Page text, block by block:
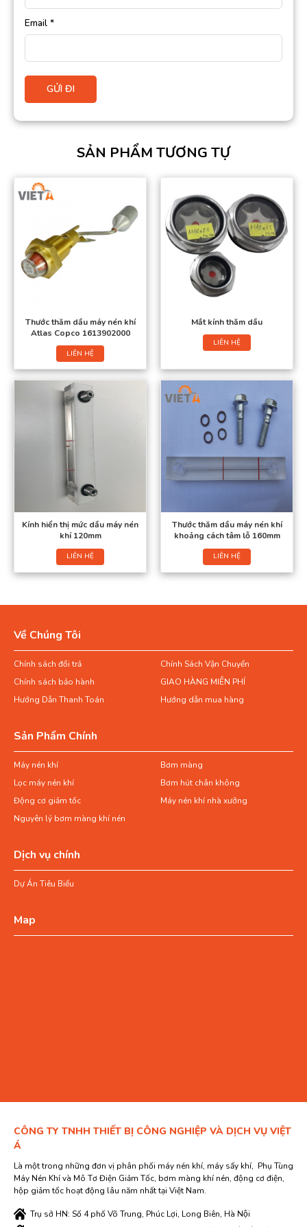
Email *
SẢN PHẨM TƯƠNG TỰ
Thước thăm dầu máy nén khí
Atlas Copco 1613902000
LIÊN HỆ
Mắt kính thăm dầu
LIÊN HỆ
Kính hiển thị mức dầu máy nén
khí 120mm
LIÊN HỆ
Thước thăm dầu máy nén khí
khoảng cách tâm lỗ 160mm
LIÊN HỆ
Về Chúng Tôi
Chính sách đổi trả
Chính Sách Vận Chuyển
Chính sách bảo hành
GIAO HÀNG MIỄN PHÍ
Hướng Dẫn Thanh Toán
Hướng dẫn mua hàng
Sản Phẩm Chính
Máy nén khí
Bơm màng
Lọc máy nén khí
Bơm hút chân không
Động cơ giảm tốc
Máy nén khí nhà xưởng
Nguyên lý bơm màng khí nén
Dịch vụ chính
Dự Án Tiêu Biểu
Map
CÔNG TY TNHH THIẾT BỊ CÔNG NGHIỆP VÀ DỊCH VỤ VIỆT
Á
Là một trong những đơn vị phân phối máy nén khí, máy sấy khí, Phụ Tùng
Máy Nén Khí và Mô Tơ Điện Giảm Tốc, bơm màng khí nén, động cơ điện,
hộp giảm tốc hoạt động lâu năm nhất tại Việt Nam.
Trụ sở HN: Số 4 phố Võ Trung, Phúc Lợi, Long Biên, Hà Nội